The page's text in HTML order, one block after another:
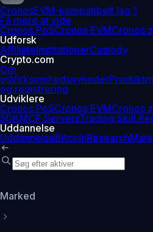
CronosEVM-kompatibelt lag 1
Få mere at vide
Cronos PoSCronos EVMCronos
Udforsk
AffiliateInstitutionerCustody
Crypto.com
Om
osVirksomhedsnyheder
og registrering
Udviklere
Cronos PoSCronos EVMCronos
SDKMCP ServersTrading Skill
Uddannelse
UddannelseBitcoinResearch
Marked